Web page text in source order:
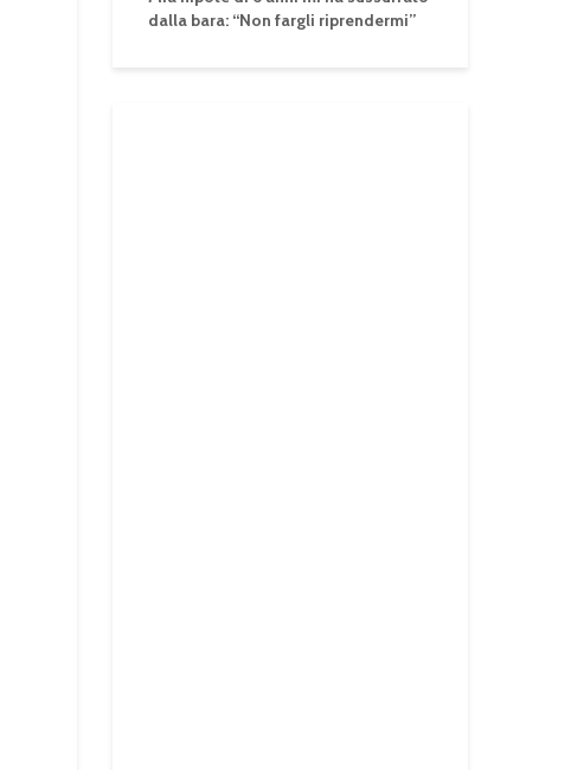
dalla bara: “Non fargli riprendermi”